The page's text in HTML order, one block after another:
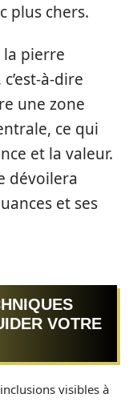
plus chers.
la pierre
à-dire
une zone
ce qui
et la valeur.
dévoilera
et ses
VOTRE
visibles à